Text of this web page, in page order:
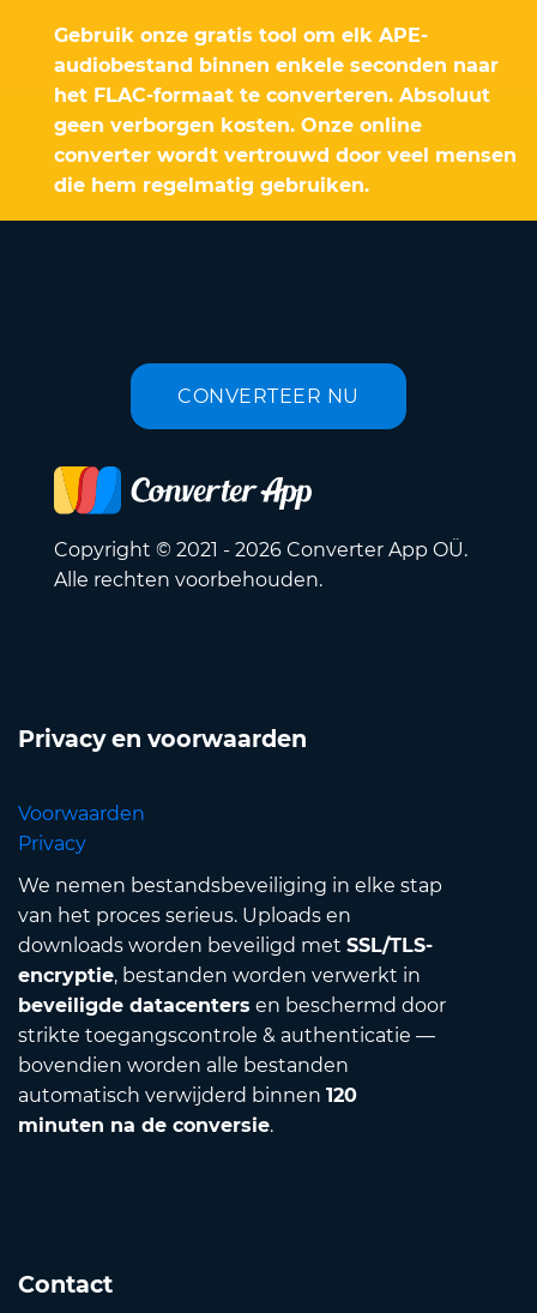
Gebruik onze gratis tool om elk APE-
audiobestand binnen enkele seconden naar
het FLAC-formaat te converteren. Absoluut
geen verborgen kosten. Onze online
converter wordt vertrouwd door veel mensen
die hem regelmatig gebruiken.
CONVERTEER NU
Copyright © 2021 - 2026 Converter App OÜ.
Alle rechten voorbehouden.
Privacy en voorwaarden
Voorwaarden
Privacy
We nemen bestandsbeveiliging in elke stap
van het proces serieus. Uploads en
downloads worden beveiligd met SSL/TLS-
encryptie, bestanden worden verwerkt in
beveiligde datacenters en beschermd door
strikte toegangscontrole & authenticatie —
bovendien worden alle bestanden
automatisch verwijderd binnen 120
minuten na de conversie.
Contact